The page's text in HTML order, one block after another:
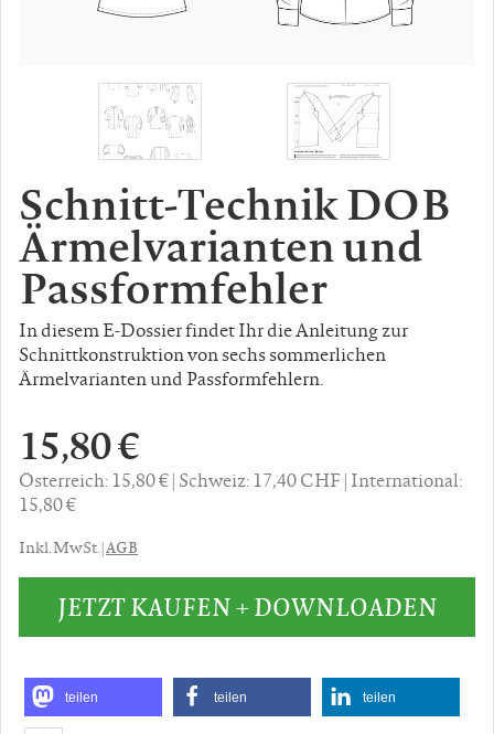
Schnitt-Technik DOB
Ärmelvarianten und
Passformfehler
In diesem E-Dossier findet Ihr die Anleitung zur
Schnittkonstruktion von sechs sommerlichen
Ärmelvarianten und Passformfehlern.
15,80 €
Österreich: 15,80 € Schweiz: 17,40 CHF International:
15,80 €
Inkl. MwSt. |AGB
JETZT KAUFEN + DOWNLOADEN
teilen teilen teilen